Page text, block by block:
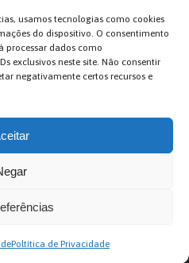
usamos tecnologias como cookies
do dispositivo. O consentimento
processar dados como
exclusivos neste site. Não consentir
negativamente certos recursos e
Poltítica de Privacidade
andamento)
internet